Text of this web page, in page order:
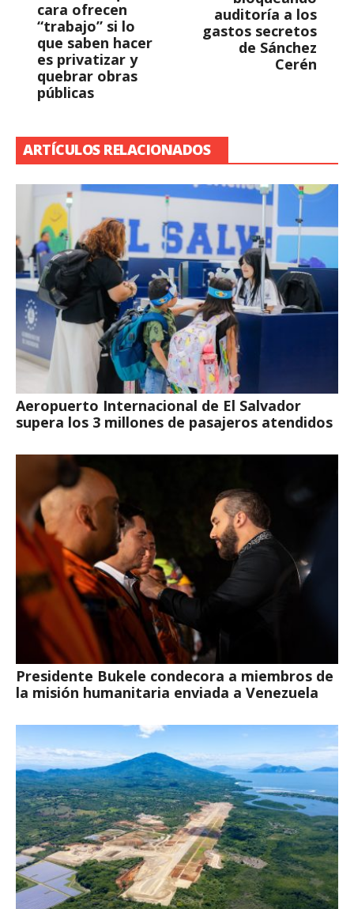
cara ofrecen
“trabajo” si lo
que saben hacer
es privatizar y
quebrar obras
públicas
auditoría a los
gastos secretos
de Sánchez
Cerén
ARTÍCULOS RELACIONADOS
Aeropuerto Internacional de El Salvador
supera los 3 millones de pasajeros atendidos
Presidente Bukele condecora a miembros de
la misión humanitaria enviada a Venezuela